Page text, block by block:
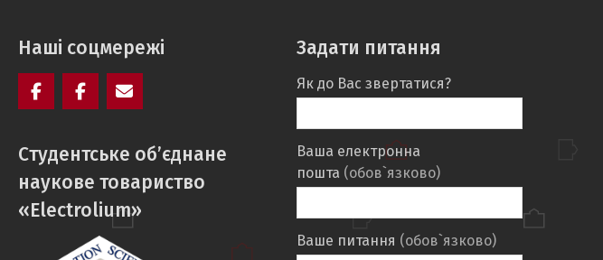
Наші соцмережі
Cтудентське об’єднане
наукове товариство
«Electrolium»
Задати питання
Як до Вас звертатися?
Ваша електронна
пошта (обов`язково)
Ваше питання (обов`язково)